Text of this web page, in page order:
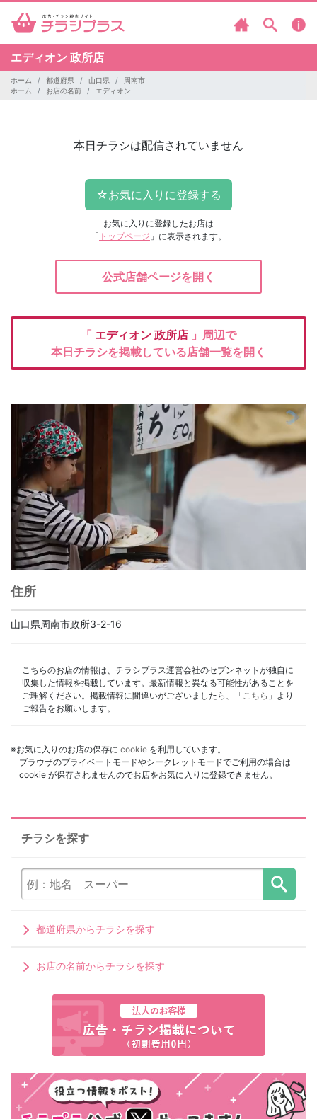
エディオン 政所店
ホーム 都道府県 山口県
周南市
ホーム
お店の名前 エディオン
本日チラシは配信されていません
お気に入りに登録したお店は
「 トップページ 」に表示されます。
公式店舗ページを開く
「 エディオン 政所店 」周辺で
本日チラシを掲載している店舗一覧を開く
住所
山口県周南市政所3-2-16
こちらのお店の情報は、チラシプラス運営会社のセブンネットが独自に
収集した情報を掲載しています。最新情報と異なる可能性があることを
ご理解ください。掲載情報に間違いがございましたら、「 こちら 」より
ご報告をお願いします。
※お気に入りのお店の保存に cookie を利用しています。
ブラウザのプライベートモードやシークレットモードでご利用の場合は
cookie が保存されませんのでお店をお気に入りに登録できません。
チラシを探す
都道府県からチラシを探す
お店の名前からチラシを探す